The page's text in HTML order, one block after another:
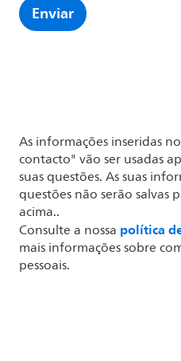
Enviar
As informações inseridas
contacto" vão ser usadas
suas questões. As suas
questões não serão salvas
acima..
Consulte a nossa política
mais informações sobre
pessoais.